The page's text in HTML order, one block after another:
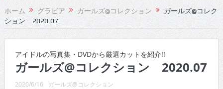
CINEMA×STYLE 291号
CINEMA×STYLE 290号
CINEMA×STYLE 288号
CINEMA×STYLE 287号
ホーム グラビア ガールズ@コレクション
ガールズ@コレク
ション 2020.07
アイドルの写真集・DVDから厳選カットを紹介!!
ガールズ@コレクション 2020.07
2020/6/16 ガールズ@コレクション